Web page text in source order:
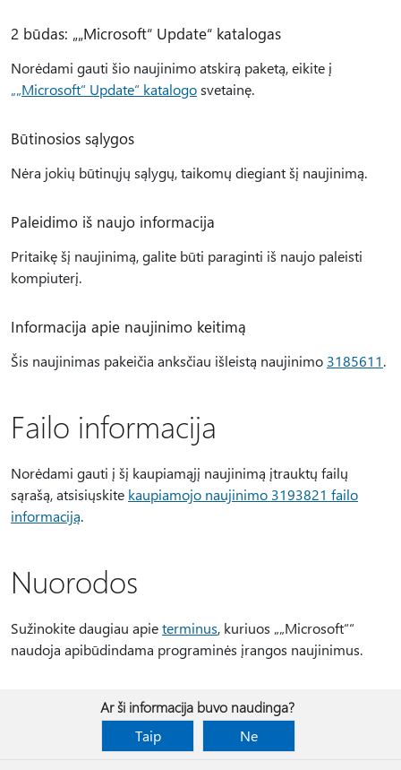
2 būdas: „„Microsoft“ Update“ katalogas
Norėdami gauti šio naujinimo atskirą paketą, eikite į
„„Microsoft“ Update“ katalogosvetainę.
Būtinosios sąlygos
Nėra jokių būtinųjų sąlygų, taikomų diegiant šį naujinimą.
Paleidimo iš naujo informacija
Pritaikę šį naujinimą, galite būti paraginti iš naujo paleisti
kompiuterį.
Informacija apie naujinimo keitimą
Šis naujinimas pakeičia anksčiau išleistą naujinimo 3185611.
Failo informacija
Norėdami gauti į šį kaupiamąjį naujinimą įtrauktų failų
sąrašą, atsisiųskite kaupiamojo naujinimo 3193821 failo
informaciją.
Nuorodos
Sužinokite daugiau apieterminus, kuriuos „„Microsoft““
naudoja apibūdindama programinės įrangos naujinimus.
Ar ši informacija buvo naudinga?
Taip
Ne